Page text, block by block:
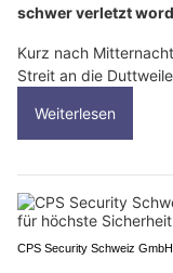
schwer verletzt
Kurz nach
Streit an die
Weiterlesen
CPS Security Schweiz